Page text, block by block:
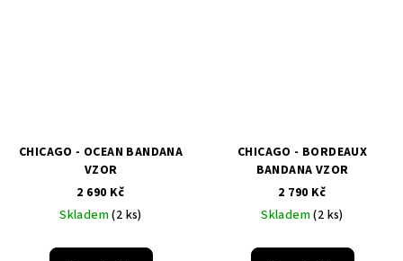
CHICAGO - OCEAN BANDANA
VZOR
2 690 Kč
Skladem(2 ks)
CHICAGO - BORDEAUX
BANDANA VZOR
2 790 Kč
Skladem(2 ks)